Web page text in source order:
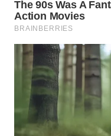
BEKASI
WN
BOGOR
WN
DEPOK
WN